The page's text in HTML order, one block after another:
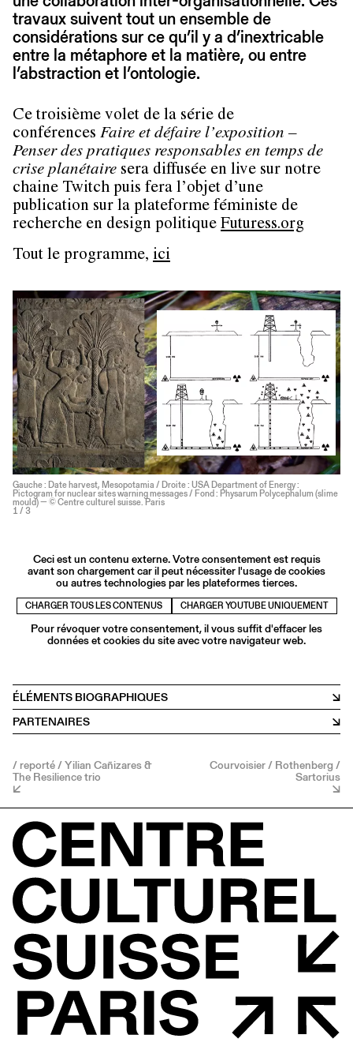
travaux suivent tout un ensemble de
considérations sur ce qu’il y a d’inextricable
entre la métaphore et la matière, ou entre
l’abstraction et l’ontologie.
Ce troisième volet de la série de
conférences Faire et défaire l’exposition –
Penser des pratiques responsables en temps de
crise planétaire sera diffusée en live sur notre
chaine Twitch puis fera l’objet d’une
publication sur la plateforme féministe de
recherche en design politique Futuress.org
Tout le programme, ici
Gauche : Date harvest, Mesopotamia / Droite : USA Department of Energy :
Pictogram for nuclear sites warning messages / Fond : Physarum Polycephalum (slime
mould) — © Centre culturel suisse. Paris
1 / 3
Ceci est un contenu externe. Votre consentement est requis
avant son chargement car il peut nécessiter l'usage de cookies
ou autres technologies par les plateformes tierces.
CHARGER TOUS LES CONTENUS CHARGER YOUTUBE UNIQUEMENT
Pour révoquer votre consentement, il vous suffit d'effacer les
données et cookies du site avec votre navigateur web.
ÉLÉMENTS BIOGRAPHIQUES
PARTENAIRES
/ reporté / Yilian Cañizares &
The Resilience trio
Courvoisier / Rothenberg /
Sartorius